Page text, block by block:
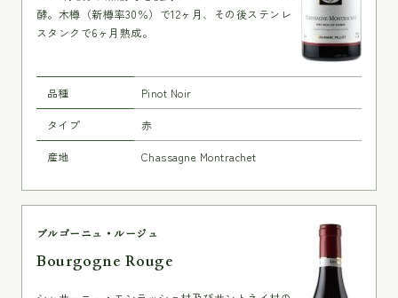
酵。木樽（新樽率30％）で12ヶ月、その後ステンレ
スタンクで6ヶ月熟成。
品種 Pinot Noir
タイプ 赤
産地 Chassagne Montrachet
ブルゴーニュ・ルージュ
Bourgogne Rouge